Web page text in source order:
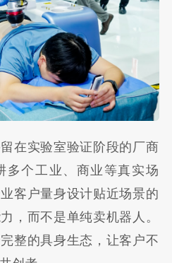
在实验室验证阶段的厂商
多个工业、商业等真实场
客户量身设计贴近场景的
，而不是单纯卖机器人。
整的具身生态，让客户不